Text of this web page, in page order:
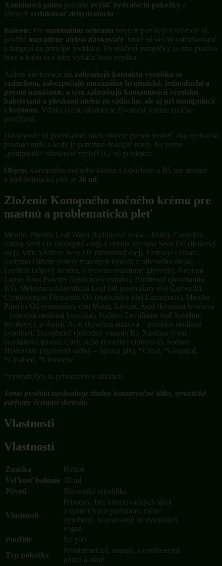
Xantánová guma pomáha zvýšiť hydratáciu pokožky a
zároveň redukovať dehydratáciu
Balenie: Pre maximálnu ochranu nových pleťových krémov sú
použité inovatívne airless dávkovače, ktoré sú veľmi sofistikované
a fungujú na princípe podtlaku. Po stlačení pumpičky sa dno posúva
hore a krém sa z tuby vytláča bezo zvyšku.
Airless dávkovače tak zabraňujú kontaktu výrobku so
vzduchom, zabezpečujú maximálne hygienické, jednoduché a
presné nanášanie, a tým zabraňujú kontaminácii výrobku
baktériami a plesňami nielen zo vzduchu, ale aj pri manipulácii
s krémom. Vďaka týmto obalom je životnosť krému značne
predĺžená.
Dávkovače sú priehľadné, takže budete presne vedieť, ako rýchlo sa
produkt míňa a kedy je potrebné dokúpiť nový. Na jedno
„pumpnutie“ dávkovač vytlačí 0,2 ml produktu.
Objem Konopného nočného krému s lopúchom a B5 pre mastnú
a problematickú pleť je 30 ml.
Zloženie Konopného nočného krému pre
mastnú a problematickú pleť
Mentha Piperita Leaf Water (bylinková voda – Mäta), Cannabis
Sativa Seed Oil (konopný olej), Corylus Avelana Seed Oil (lieskový
olej), Vitis Vinifera Seed Oil (hroznový olej), Cetearyl Olivate,
Sorbitan Olivate (estery mastných kyselín z olivového oleja),
Lecithin (sójový lecitín), Glycerine (rastlinný glycerín), Arctium
Lappa Root Powder (lopúchový extrakt), Panthenol (provitamín
B5), Melaleuca Alternifolia Leaf Oil (esenciálny olej Čajovník),
Cymbopogon Flexuosus Oil (esenciálny olej Lemograss), Mentha
Piperita Oil (esenciálny olej Mäta), Levulic Acid (kyselina levulová
– prírodná rastlinná kyselina), Sodium Levulinate (soľ kyseliny
levulovej), p-Anisic Acid (kyselina anízová – prírodná rastlinná
kyselina), Tocopherol (prírodný vitamín E), Xanthan Gum
(xantánová guma), Citric Acid (kyselina citrónová), Sodium
Hydroxide (hydroxid sodný – úprava pH), *Citral, *Geraniol,
*Linalool, *Limonene
*vyskytujúce sa prirodzene v siliciach
Tento produkt neobsahuje žiadne konzervačné látky, syntetické
parfumy či ropné deriváty.
Vlastnosti
Vlastnosti
Značka
Kvitok
Veľkosť balenia 30 ml
Pôvod
Slovenská republika
Vlastnosti
Prírodný, bez konzervačných látok
a syntetických parfumov, ručne
vyrobený, netestovaný na zvieratách,
vegan
Použitie
Na pleť
Typ pokožky
Problematická, mastná, s rozšírenými
pórmi a akné